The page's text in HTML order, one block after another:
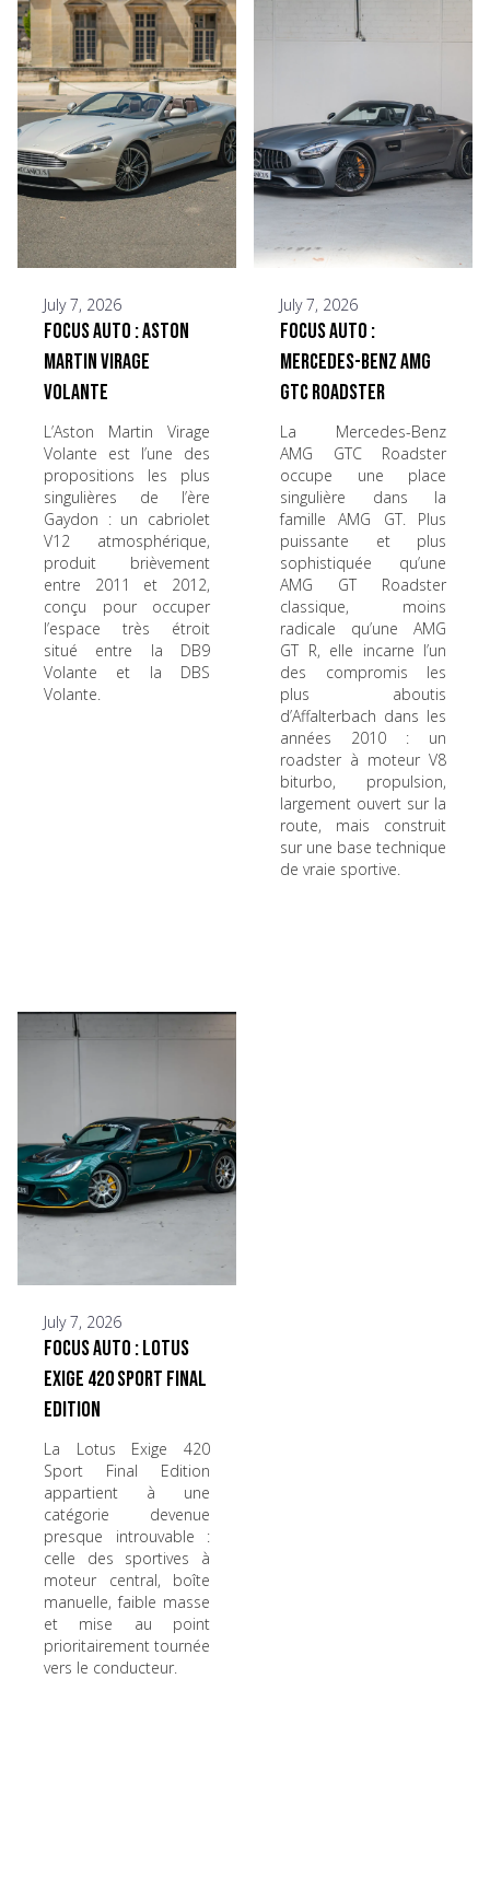
July 7, 2026
Focus Auto : Aston
Martin Virage
Volante
L’Aston Martin Virage
Volante est l’une des
propositions les plus
singulières de l’ère
Gaydon : un cabriolet
V12 atmosphérique,
produit brièvement
entre 2011 et 2012,
conçu pour occuper
l’espace très étroit
situé entre la DB9
Volante et la DBS
Volante.
July 7, 2026
Focus Auto :
Mercedes-Benz AMG
GTC Roadster
La Mercedes-Benz
AMG GTC Roadster
occupe une place
singulière dans la
famille AMG GT. Plus
puissante et plus
sophistiquée qu’une
AMG GT Roadster
classique, moins
radicale qu’une AMG
GT R, elle incarne l’un
des compromis les
plus aboutis
d’Affalterbach dans les
années 2010 : un
roadster à moteur V8
biturbo, propulsion,
largement ouvert sur la
route, mais construit
sur une base technique
de vraie sportive.
July 7, 2026
Focus Auto : Lotus
Exige 420 Sport Final
Edition
La Lotus Exige 420
Sport Final Edition
appartient à une
catégorie devenue
presque introuvable :
celle des sportives à
moteur central, boîte
manuelle, faible masse
et mise au point
prioritairement tournée
vers le conducteur.